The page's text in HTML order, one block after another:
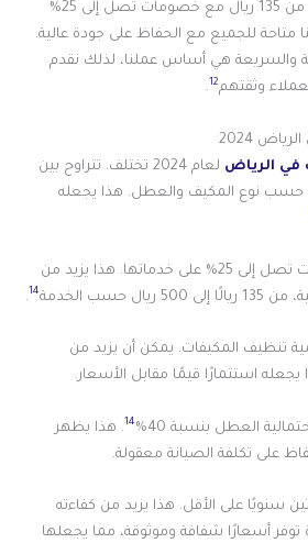
نقدم أسعار تنافسية، بدءًا من 135 ريال مع خصومات تصل إلى 25%
متاحة للجميع مع الحفاظ على جودة عالية.
والسريعة هي أساس عملنا، لذلك نقدم
وثقتهم12
.
2024
في الرياض
لعام 2024 تختلف. تتراوح بين
حسب نوع المكيف والعطل. هذا يجعله
شركة كفاءة تقدم خصومات تصل إلى 25% على خدماتها. هذا يزيد من
حسب الخدمة 14
.
تنظيف المكيفات. يمكن أن يزيد من
يجعله استثمارًا قيمًا مقابل الأسعار.
العطل بنسبة 40% 14. هذا يظهر
على تكلفة الصيانة معقولة.
سنويًا على الأقل. هذا يزيد من كفاءته
أسعارًا شفافة وموثوقة، مما يجعلها